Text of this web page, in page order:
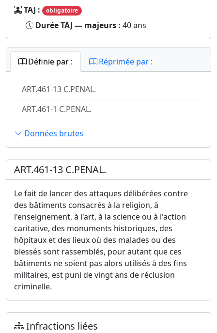
TAJ : obligatoire
Durée TAJ — majeurs : 40 ans
Définie par : Réprimée par :
ART.461-13 C.PENAL.
ART.461-1 C.PENAL.
Données brutes
ART.461-13 C.PENAL.
Le fait de lancer des attaques délibérées contre
des bâtiments consacrés à la religion, à
l'enseignement, à l'art, à la science ou à l'action
caritative, des monuments historiques, des
hôpitaux et des lieux où des malades ou des
blessés sont rassemblés, pour autant que ces
bâtiments ne soient pas alors utilisés à des fins
militaires, est puni de vingt ans de réclusion
criminelle.
Infractions liées